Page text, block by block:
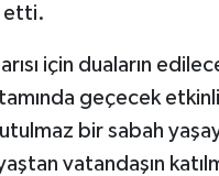
etti.
için duaların
geçecek
bir sabah
vatandaşın